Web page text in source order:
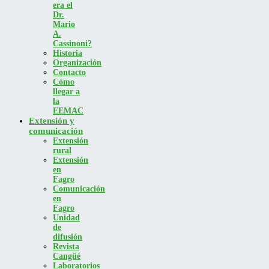
era el
Dr.
Mario
A.
Cassinoni?
Historia
Organización
Contacto
Cómo
llegar a
la
EEMAC
Extensión y
comunicación
Extensión
rural
Extensión
en
Fagro
Comunicación
en
Fagro
Unidad
de
difusión
Revista
Cangüé
Laboratorios